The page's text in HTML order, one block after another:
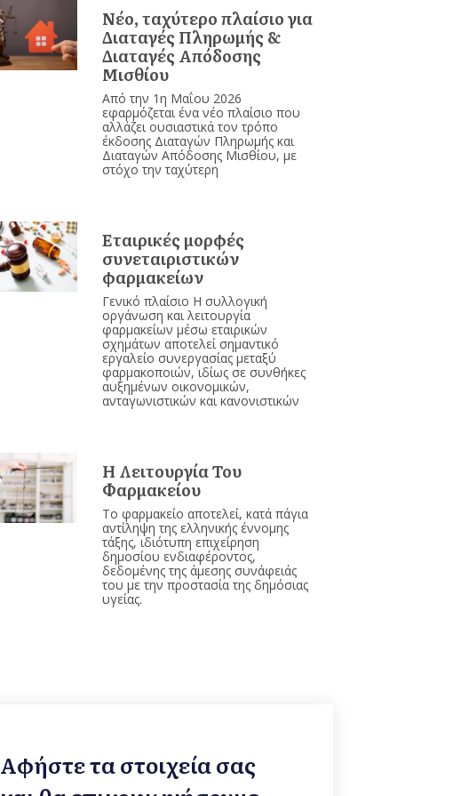
Νέο, ταχύτερο πλαίσιο για
Διαταγές Πληρωμής &
Διαταγές Απόδοσης
Μισθίου
Από την 1η Μαΐου 2026
εφαρμόζεται ένα νέο πλαίσιο που
αλλάζει ουσιαστικά τον τρόπο
έκδοσης Διαταγών Πληρωμής και
Διαταγών Απόδοσης Μισθίου, με
στόχο την ταχύτερη
Εταιρικές μορφές
συνεταιριστικών
φαρμακείων
Γενικό πλαίσιο Η συλλογική
οργάνωση και λειτουργία
φαρμακείων μέσω εταιρικών
σχημάτων αποτελεί σημαντικό
εργαλείο συνεργασίας μεταξύ
φαρμακοποιών, ιδίως σε συνθήκες
αυξημένων οικονομικών,
ανταγωνιστικών και κανονιστικών
Η Λειτουργία Του
Φαρμακείου
Το φαρμακείο αποτελεί, κατά πάγια
αντίληψη της ελληνικής έννομης
τάξης, ιδιότυπη επιχείρηση
δημοσίου ενδιαφέροντος,
δεδομένης της άμεσης συνάφειάς
του με την προστασία της δημόσιας
υγείας.
Αφήστε τα στοιχεία σας